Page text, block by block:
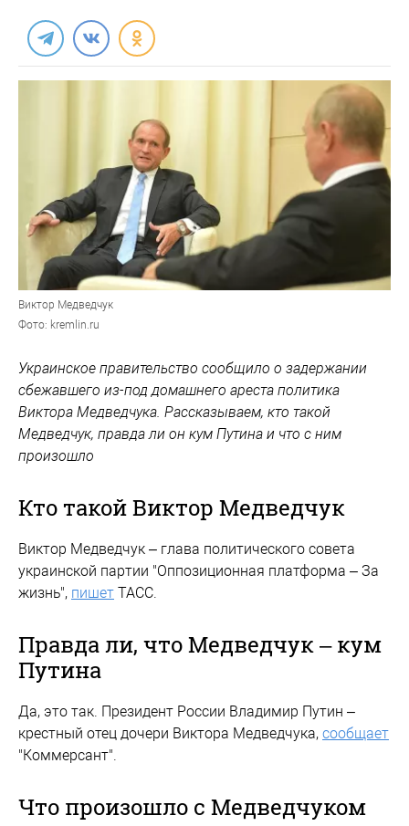
Виктор Медведчук
Фото: kremlin.ru
Украинское правительство сообщило о задержании
сбежавшего из-под домашнего ареста политика
Виктора Медведчука. Рассказываем, кто такой
Медведчук, правда ли он кум Путина и что с ним
произошло
Кто такой Виктор Медведчук
Виктор Медведчук – глава политического совета
украинской партии "Оппозиционная платформа – За
жизнь", пишет ТАСС.
Правда ли, что Медведчук – кум
Путина
Да, это так. Президент России Владимир Путин –
крестный отец дочери Виктора Медведчука, сообщает
"Коммерсант".
Что произошло с Медведчуком